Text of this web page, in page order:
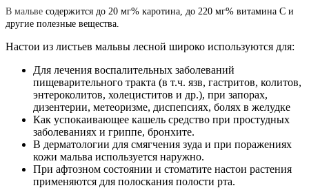
В мальве содержится до 20 мг% каротина, до 220 мг% витамина С и
другие полезные вещества.
Настои из листьев мальвы лесной широко используются для:
Для лечения воспалительных заболеваний
пищеварительного тракта (в т.ч. язв, гастритов, колитов,
энтероколитов, холециститов и др.), при запорах,
дизентерии, метеоризме, диспепсиях, болях в желудке
Как успокаивающее кашель средство при простудных
заболеваниях и гриппе, бронхите.
В дерматологии для смягчения зуда и при поражениях
кожи мальва используется наружно.
При афтозном состоянии и стоматите настои растения
применяются для полоскания полости рта.